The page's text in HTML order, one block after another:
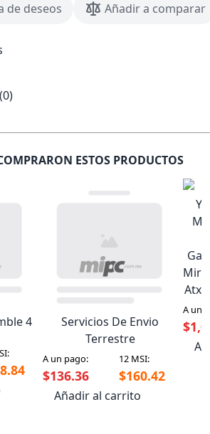
de deseos Añadir a comparar
ESTOS PRODUCTOS
4
Servicios De Envio
Terrestre
A un pago: 12 MSI:
$136.36 $160.42
Añadir al carrito
Atx
A un